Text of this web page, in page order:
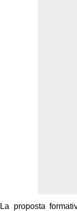
La proposta